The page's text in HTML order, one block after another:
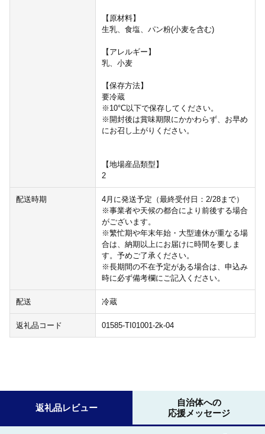
【原材料】
生乳、食塩、パン粉(小麦を含む)
【アレルギー】
乳、小麦
【保存方法】
要冷蔵
※10°C以下で保存してください。
※開封後は賞味期限にかかわらず、お早め
にお召し上がりください。
【地場産品類型】
2
配送時期
4月に発送予定（最終受付日：2/28まで）
※事業者や天候の都合により前後する場合
がございます。
※繁忙期や年末年始・大型連休が重なる場
合は、納期以上にお届けに時間を要しま
す。予めご了承ください。
※長期間の不在予定がある場合は、申込み
時に必ず備考欄にご記入ください。
配送 冷蔵
返礼品コード 01585-TI01001-2k-04
返礼品レビュー
自治体への
応援メッセージ